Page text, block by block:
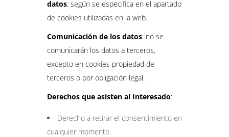
datos: según se especifica en el apartado
de cookies utilizadas en la web.
Comunicación de los datos: no se
comunicarán los datos a terceros,
excepto en cookies propiedad de
terceros o por obligación legal.
Derechos que asisten al Interesado:
Derecho a retirar el consentimiento en
cualquier momento.